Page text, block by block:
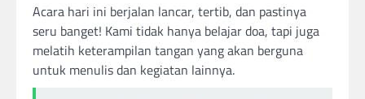
Acara hari ini berjalan lancar, tertib, dan pastinya
seru banget! Kami tidak hanya belajar doa, tapi juga
melatih keterampilan tangan yang akan berguna
untuk menulis dan kegiatan lainnya.